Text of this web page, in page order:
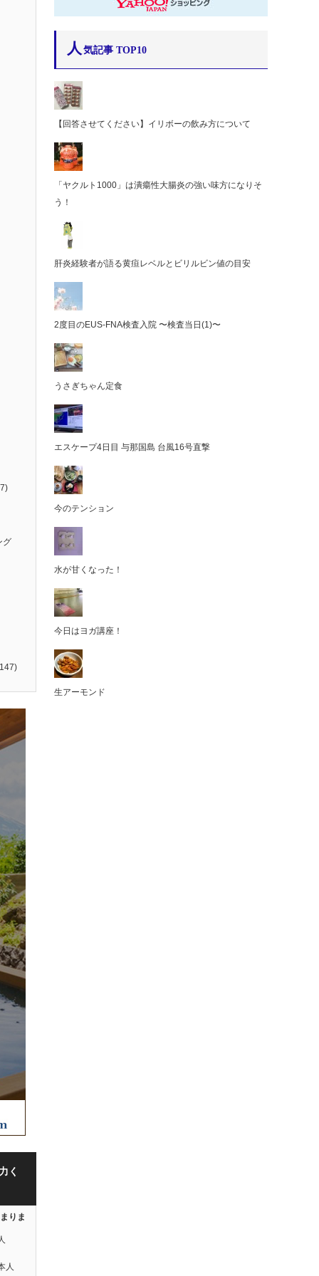
グ
く
りま
人
人 気記事 TOP10
【回答させてください】イリボーの飲み方について
「ヤクルト1000」は潰瘍性大腸炎の強い味方になりそ
う！
肝炎経験者が語る黄疸レベルとビリルビン値の目安
2度目のEUS-FNA検査入院 〜検査当日(1)〜
うさぎちゃん定食
エスケープ4日目 与那国島 台風16号直撃
今のテンション
水が甘くなった！
今日はヨガ講座！
生アーモンド